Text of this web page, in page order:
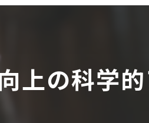
上の科学